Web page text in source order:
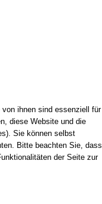
ihnen sind essenziell für
diese Website und die
Sie können selbst
Bitte beachten Sie, dass
der Seite zur